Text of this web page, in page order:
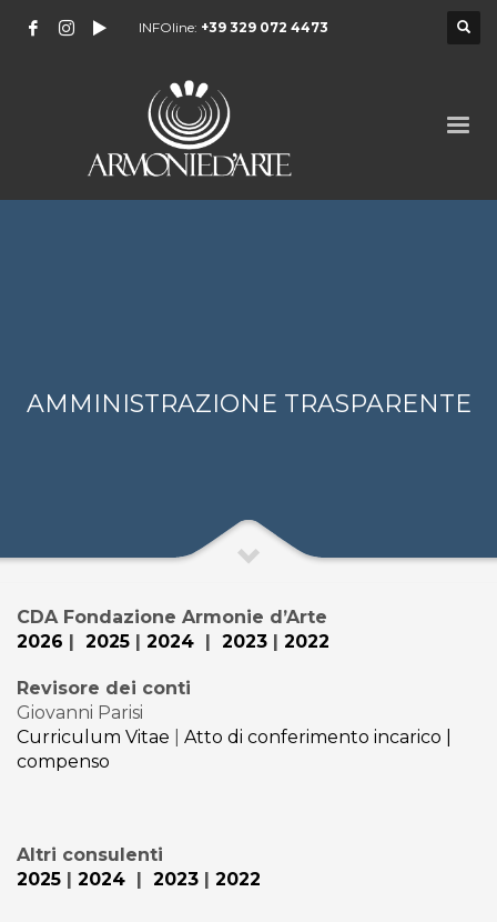
INFOline: +39 329 072 4473
AMMINISTRAZIONE TRASPARENTE
CDA Fondazione Armonie d’Arte
2026 | 2025 | 2024 | 2023 | 2022
Revisore dei conti
Giovanni Parisi
Curriculum Vitae
Atto di conferimento incarico |
compenso
Altri consulenti
2025 | 2024 | 2023 | 2022